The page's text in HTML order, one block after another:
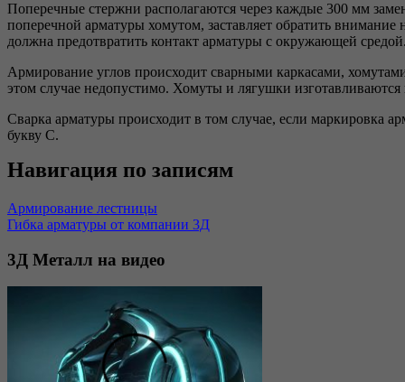
Поперечные стержни располагаются через каждые 300 мм
поперечной арматуры хомутом, заставляет обратить внимание
должна предотвратить контакт арматуры с окружающей
Армирование углов происходит сварными каркасами,
этом случае недопустимо. Хомуты и лягушки
Сварка арматуры происходит в том случае, если маркировка
букву С.
Навигация по записям
Армирование лестницы
Гибка арматуры от компании 3Д
3Д Металл на видео